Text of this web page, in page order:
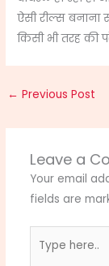
ऐसी रील्स
किसी भी तरह की
← Previous Post
Leave a
Your email
fields are
here..